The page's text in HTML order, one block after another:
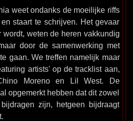
weet ondanks de moeilijke riffs
staart te schrijven. Het gevaar
weten de heren vakkundig
door de samenwerking met
gaan. We treffen namelijk maar
artists' op de tracklist aan,
Moreno en Lil West. De
opgemerkt hebben dat dit zowel
zijn, hetgeen bijdraagt